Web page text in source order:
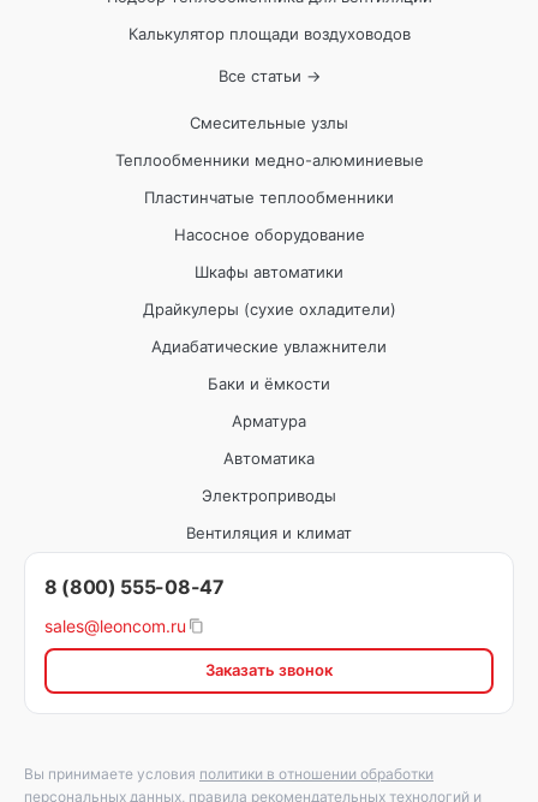
Калькулятор площади воздуховодов
Все статьи →
Смесительные узлы
Теплообменники медно-алюминиевые
Пластинчатые теплообменники
Насосное оборудование
Шкафы автоматики
Драйкулеры (сухие охладители)
Адиабатические увлажнители
Баки и ёмкости
Арматура
Автоматика
Электроприводы
Вентиляция и климат
8 (800) 555-08-47
sales@leoncom.ru
Заказать звонок
Вы принимаете условия политики в отношении обработки
персональных данных правила рекомендательных технологий и